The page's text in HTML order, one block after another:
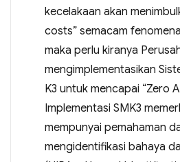
kecelakaan akan
costs” semacam
maka perlu kiranya
mengimplementasikan
K3 untuk mencapai “Zero
Implementasi SMK3
mempunyai pemahaman
mengidentifikasi bahaya